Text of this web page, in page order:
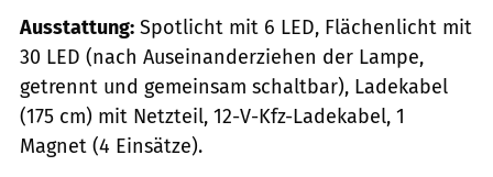
Ausstattung: Spotlicht mit 6 LED, Flächenlicht mit
30 LED (nach Auseinanderziehen der Lampe,
getrennt und gemeinsam schaltbar), Ladekabel
(175 cm) mit Netzteil, 12-V-Kfz-Ladekabel, 1
Magnet (4 Einsätze).